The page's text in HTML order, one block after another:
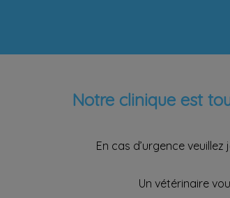
Notre clinique est
En cas d’urgence
Un vétérinaire